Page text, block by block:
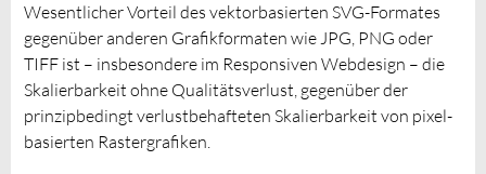
Wesentlicher Vorteil des vektorbasierten SVG-Formates
gegenüber anderen Grafikformaten wie JPG, PNG oder
TIFF ist – insbesondere im Responsiven Webdesign – die
Skalierbarkeit ohne Qualitätsverlust, gegenüber der
prinzipbedingt verlustbehafteten Skalierbarkeit von pixel-
basierten Rastergrafiken.